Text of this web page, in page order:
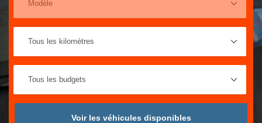
Voir les véhicules disponibles